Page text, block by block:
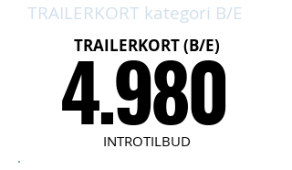
TRAILERKORT kategori B/E
TRAILERKORT (B/E)
4.980
INTROTILBUD